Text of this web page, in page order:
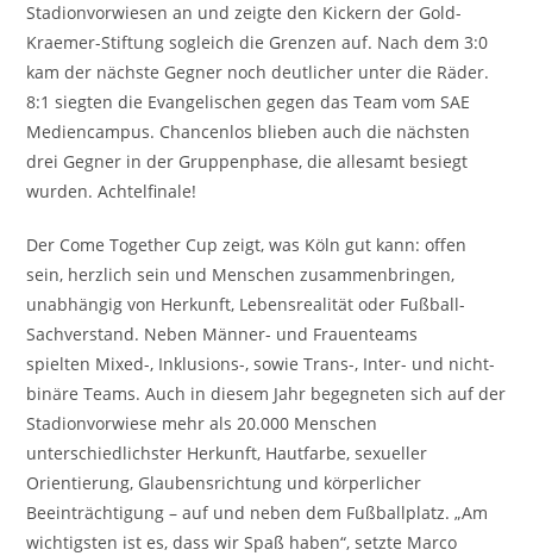
Stadionvorwiesen an und zeigte den Kickern der Gold-
Kraemer-Stiftung sogleich die Grenzen auf. Nach dem 3:0
kam der nächste Gegner noch deutlicher unter die Räder.
8:1 siegten die Evangelischen gegen das Team vom SAE
Mediencampus. Chancenlos blieben auch die nächsten
drei Gegner in der Gruppenphase, die allesamt besiegt
wurden. Achtelfinale!
Der Come Together Cup zeigt, was Köln gut kann: offen
sein, herzlich sein und Menschen zusammenbringen,
unabhängig von Herkunft, Lebensrealität oder Fußball-
Sachverstand. Neben Männer- und Frauenteams
spielten Mixed-, Inklusions-, sowie Trans-, Inter- und nicht-
binäreTeams. Auch in diesem Jahr begegneten sich auf der
Stadionvorwiese mehr als 20.000 Menschen
unterschiedlichster Herkunft, Hautfarbe, sexueller
Orientierung, Glaubensrichtung und körperlicher
Beeinträchtigung – auf und neben dem Fußballplatz. „Am
wichtigsten ist es, dass wir Spaß haben“, setzte Marco